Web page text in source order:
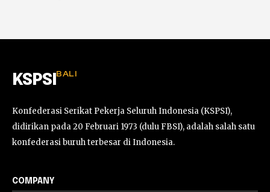
KSPSI BALI
Konfederasi Serikat Pekerja Seluruh Indonesia (KSPSI),
didirikan pada 20 Februari 1973 (dulu FBSI), adalah salah satu
konfederasi buruh terbesar di Indonesia.
COMPANY